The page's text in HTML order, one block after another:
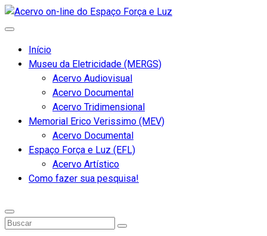
Início
Museu da Eletricidade (MERGS)
Acervo Audiovisual
Acervo Documental
Acervo Tridimensional
Memorial Erico Verissimo (MEV)
Acervo Documental
Espaço Força e Luz (EFL)
Acervo Artístico
Como fazer sua pesquisa!